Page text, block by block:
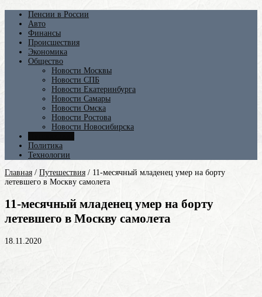
Пенсии в России
Авто
Финансы
Происшествия
Экономика
Общество
Новости Москвы
Новости СПБ
Новости Екатеринбурга
Новости Самары
Новости Омска
Новости Ростова
Новости Новосибирска
Политика
Технологии
Главная / Путешествия / 11-месячный младенец умер на борту
летевшего в Москву самолета
11-месячный младенец умер на борту
летевшего в Москву самолета
18.11.2020